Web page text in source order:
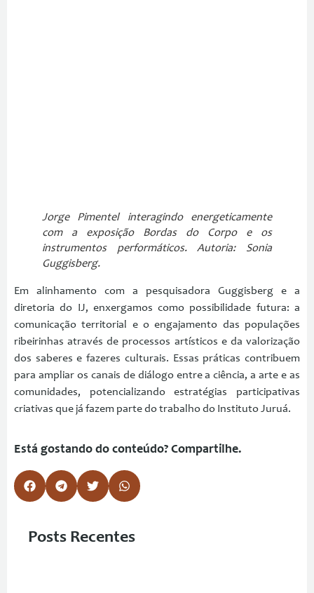
Jorge Pimentel interagindo energeticamente
com a exposição Bordas do Corpo e os
instrumentos performáticos.Autoria: Sonia
Guggisberg.
Em alinhamento com a pesquisadora Guggisberg e a
diretoria do IJ, enxergamos como possibilidade futura: a
comunicação territorial e o engajamento das populações
ribeirinhas através de processos artísticos e da valorização
dos saberes e fazeres culturais. Essas práticas contribuem
para ampliar os canais de diálogo entre a ciência, a arte e as
comunidades, potencializando estratégias participativas
criativas que já fazem parte do trabalho do Instituto Juruá.
Está gostando do conteúdo? Compartilhe.
Posts Recentes